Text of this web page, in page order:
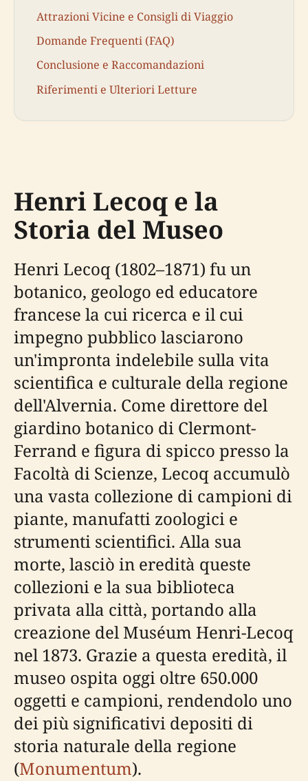
Attrazioni Vicine e Consigli di Viaggio
Domande Frequenti (FAQ)
Conclusione e Raccomandazioni
Riferimenti e Ulteriori Letture
Henri Lecoq e la
Storia del Museo
Henri Lecoq (1802–1871) fu un
botanico, geologo ed educatore
francese la cui ricerca e il cui
impegno pubblico lasciarono
un'impronta indelebile sulla vita
scientifica e culturale della regione
dell'Alvernia. Come direttore del
giardino botanico di Clermont-
Ferrand e figura di spicco presso la
Facoltà di Scienze, Lecoq accumulò
una vasta collezione di campioni di
piante, manufatti zoologici e
strumenti scientifici. Alla sua
morte, lasciò in eredità queste
collezioni e la sua biblioteca
privata alla città, portando alla
creazione del Muséum Henri-Lecoq
nel 1873. Grazie a questa eredità, il
museo ospita oggi oltre 650.000
oggetti e campioni, rendendolo uno
dei più significativi depositi di
storia naturale della regione
(Monumentum).